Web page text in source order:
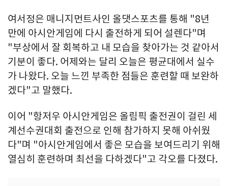
여서정은 매니지먼트사인 올댓스포츠를 통해 "8년
만에 아시안게임에 다시 출전하게 되어 설렌다"며
"부상에서 잘 회복하고 내 모습을 찾아가는 것 같아서
기분이 좋다. 어제와는 달리 오늘은 평균대에서 실수
가 나왔다. 오늘 느낀 부족한 점들은 훈련할 때 보완하
겠다"고 말했다.
이어 "항저우 아시안게임은 올림픽 출전권이 걸린 세
계선수권대회 출전으로 인해 참가하지 못해 아쉬웠
다"며 "아시안게임에서 좋은 모습을 보여드리기 위해
열심히 훈련하며 최선을 다하겠다"고 각오를 다졌다.